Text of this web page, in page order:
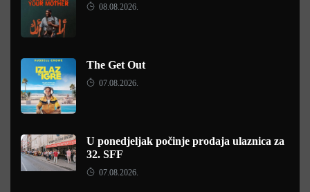
08.08.2026.
The Get Out
07.08.2026.
U ponedjeljak počinje prodaja ulaznica za
32. SFF
07.08.2026.